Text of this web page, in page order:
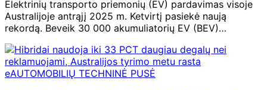
Elektrinių transporto priemonių (EV) pardavimas visoje
Australijoje antrąjį 2025 m. Ketvirtį pasiekė naują
rekordą. Beveik 30 000 akumuliatorių EV (BEV)…
eAUTOMOBILIŲ TECHNINĖ PUSĖ